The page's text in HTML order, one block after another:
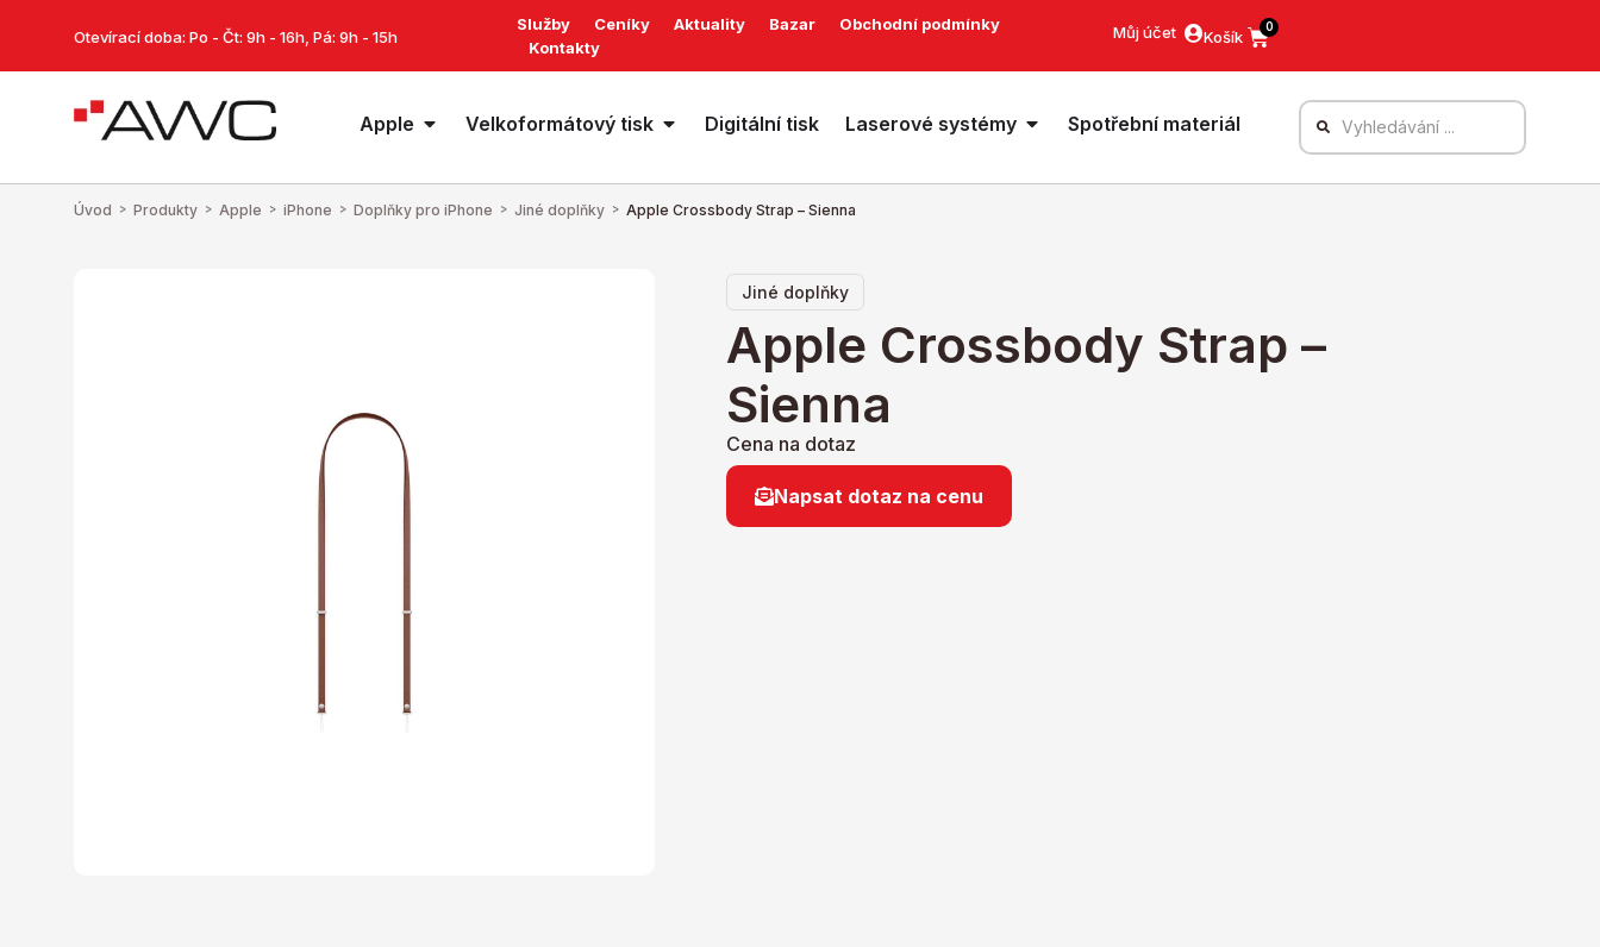
Otevírací doba: Po - Čt: 9h - 16h, Pá: 9h - 15h
Služby Ceníky Aktuality Bazar
Obchodní podmínky
Kontakty
Můj účet 0
Apple Velkoformátový tisk Digitální tisk Laserové systémy Spotřební materiál
Úvod > Produkty > Apple > iPhone > Doplňky pro iPhone > Jiné doplňky > Apple Crossbody Strap – Sienna
Jiné doplňky
Apple Crossbody Strap –
Sienna
Cena na dotaz
Napsat dotaz na cenu